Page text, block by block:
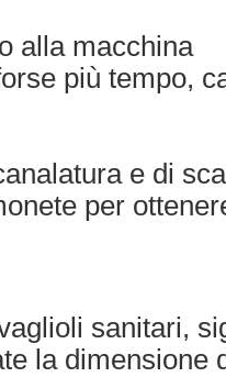
alla macchina
più tempo,
e di
per
sanitari,
la dimensione